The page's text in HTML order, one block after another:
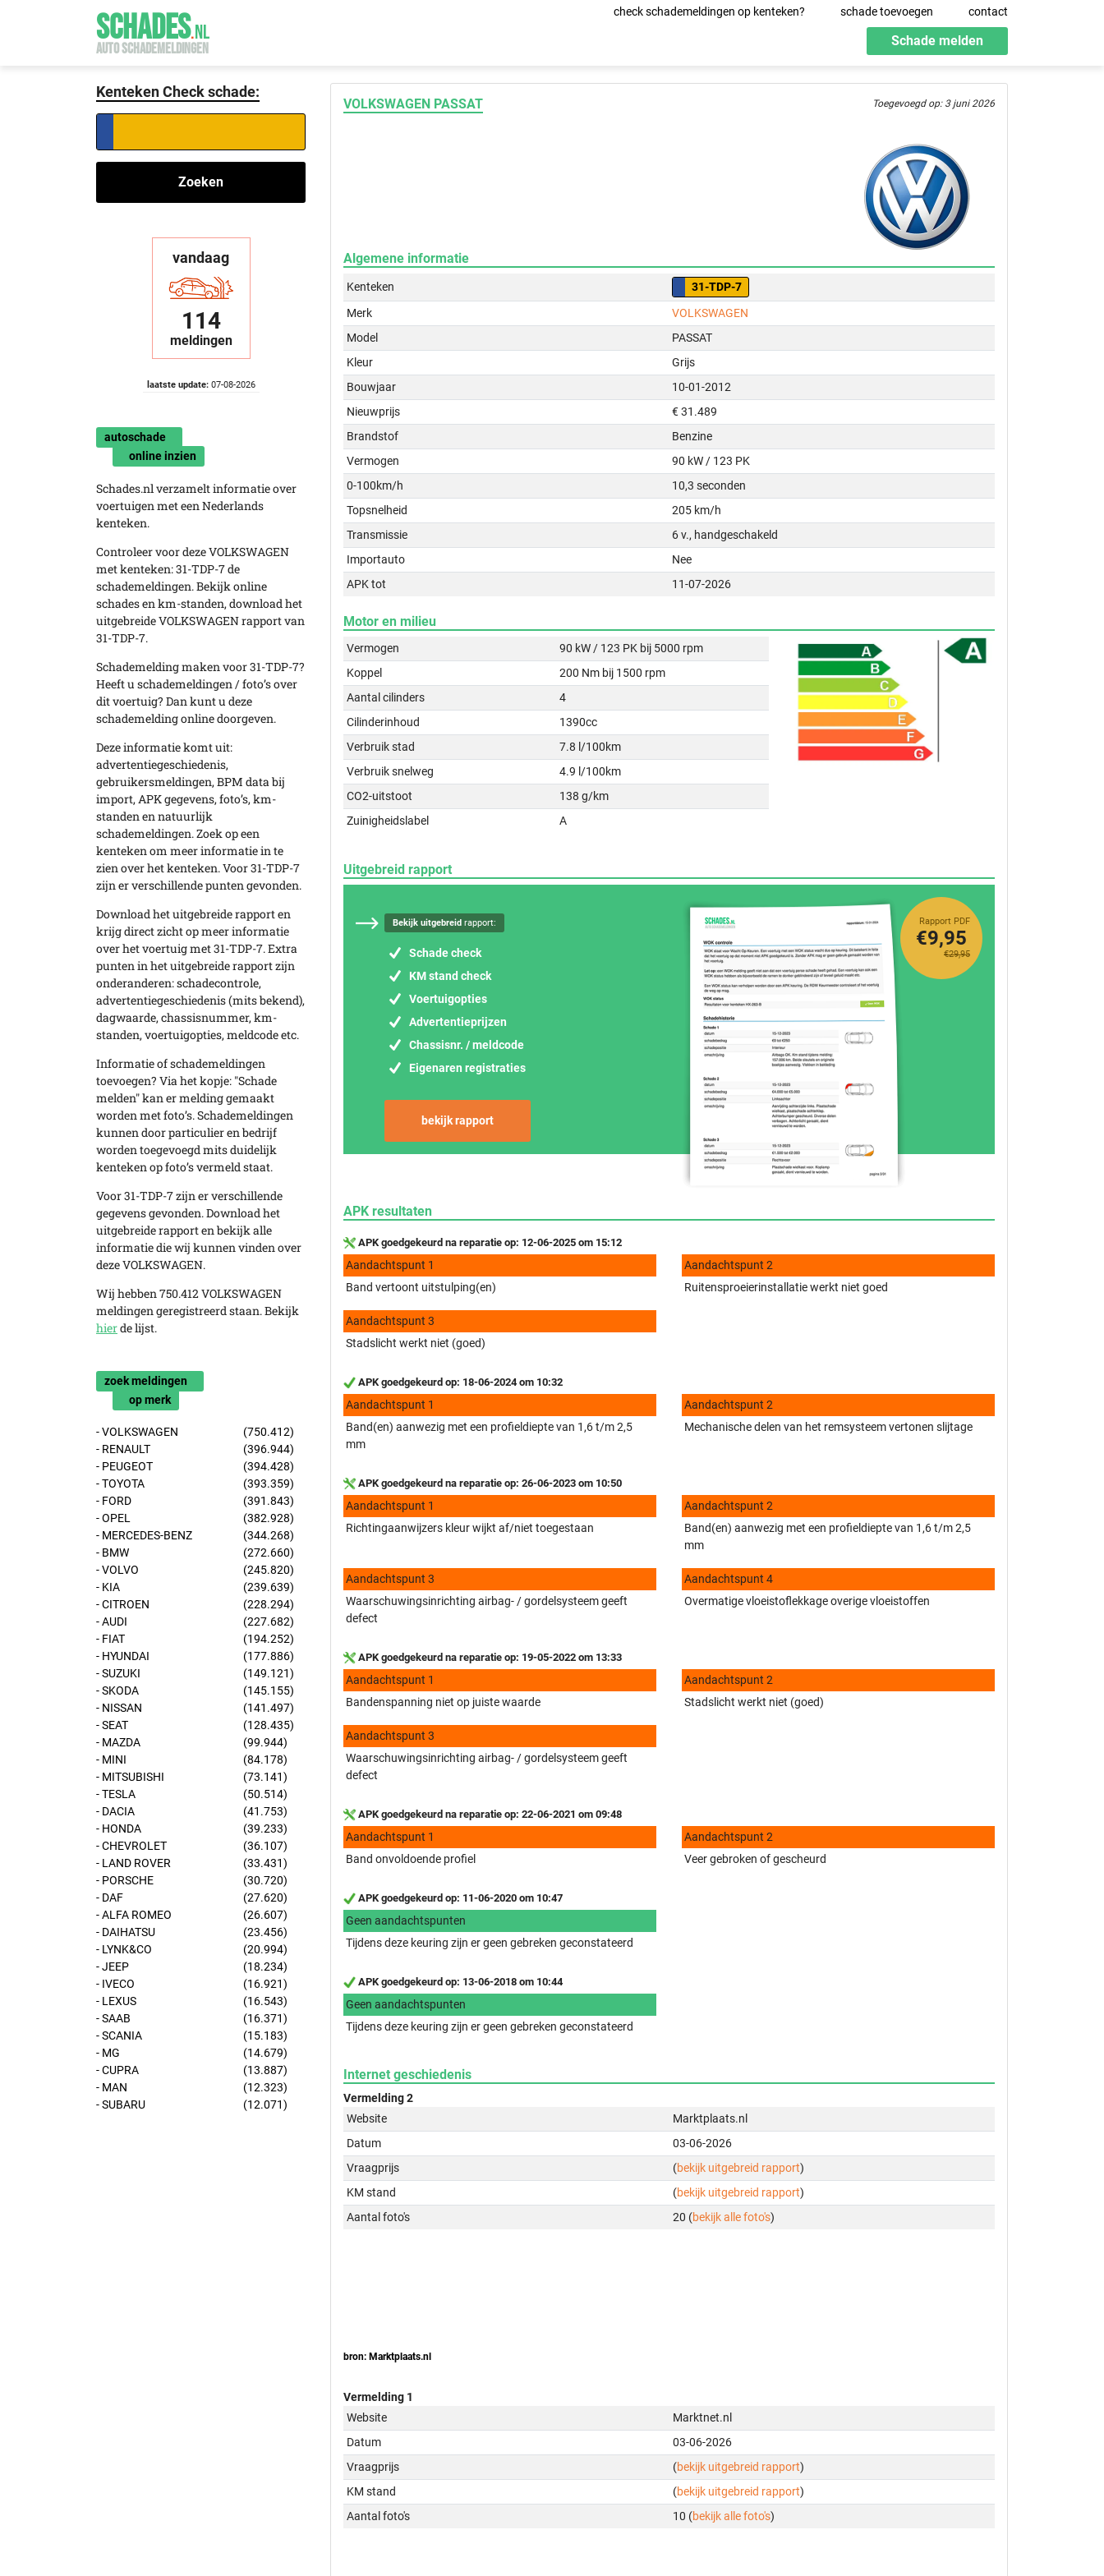
SCHADES.NL
AUTO SCHADEMELDINGEN
check schademeldingen op kenteken? schade toevoegen contact
Schade melden
Kenteken Check schade:
Zoeken
vandaag
114
meldingen
laatste update:07-08-2026
autoschade
online inzien
Schades.nl verzamelt informatie over
voertuigen met een Nederlands
kenteken.
Controleer voor deze VOLKSWAGEN
met kenteken: 31-TDP-7 de
schademeldingen. Bekijk online
schades en km-standen, download het
uitgebreide VOLKSWAGEN rapport van
31-TDP-7.
Schademelding maken voor 31-TDP-7?
Heeft u schademeldingen / foto’s over
dit voertuig? Dan kunt u deze
schademelding online doorgeven.
Deze informatie komt uit:
advertentiegeschiedenis,
gebruikersmeldingen, BPM data bij
import, APK gegevens, foto’s, km-
standen en natuurlijk
schademeldingen. Zoek op een
kenteken om meer informatie in te
zien over het kenteken. Voor 31-TDP-7
zijn er verschillende punten gevonden.
Download het uitgebreide rapport en
krijg direct zicht op meer informatie
over het voertuig met 31-TDP-7. Extra
punten in het uitgebreide rapport zijn
onderanderen: schadecontrole,
advertentiegeschiedenis (mits bekend),
dagwaarde, chassisnummer, km-
standen, voertuigopties, meldcode etc.
Informatie of schademeldingen
toevoegen? Via het kopje: "Schade
melden" kan er melding gemaakt
worden met foto’s. Schademeldingen
kunnen door particulier en bedrijf
worden toegevoegd mits duidelijk
kenteken op foto’s vermeld staat.
Voor 31-TDP-7 zijn er verschillende
gegevens gevonden. Download het
uitgebreide rapport en bekijk alle
informatie die wij kunnen vinden over
deze VOLKSWAGEN.
Wij hebben 750.412 VOLKSWAGEN
meldingen geregistreerd staan. Bekijk
hierde lijst.
zoek meldingen
op merk
- VOLKSWAGEN
(750.412)
- RENAULT
(396.944)
- PEUGEOT
(394.428)
- TOYOTA
(393.359)
- FORD
(391.843)
- OPEL
(382.928)
- MERCEDES-BENZ
(344.268)
- BMW
(272.660)
- VOLVO
(245.820)
- KIA
(239.639)
- CITROEN
(228.294)
- AUDI
(227.682)
- FIAT
(194.252)
- HYUNDAI
(177.886)
- SUZUKI
(149.121)
- SKODA
(145.155)
- NISSAN
(141.497)
- SEAT
(128.435)
- MAZDA
(99.944)
- MINI
(84.178)
- MITSUBISHI
(73.141)
- TESLA
(50.514)
- DACIA
(41.753)
- HONDA
(39.233)
- CHEVROLET
(36.107)
- LAND ROVER
(33.431)
- PORSCHE
(30.720)
- DAF
(27.620)
- ALFA ROMEO
(26.607)
- DAIHATSU
(23.456)
- LYNK&CO
(20.994)
- JEEP
(18.234)
- IVECO
(16.921)
- LEXUS
(16.543)
- SAAB
(16.371)
- SCANIA
(15.183)
- MG
(14.679)
- CUPRA
(13.887)
- MAN
(12.323)
- SUBARU
(12.071)
VOLKSWAGEN PASSAT Toegevoegd op: 3 juni 2026
Algemene informatie
Kenteken
31-TDP-7
Merk
VOLKSWAGEN
Model
PASSAT
Kleur
Grijs
Bouwjaar
10-01-2012
Nieuwprijs
€ 31.489
Brandstof
Benzine
Vermogen
90 kW / 123 PK
0-100km/h
10,3 seconden
Topsnelheid
205 km/h
Transmissie
6 v., handgeschakeld
Importauto
Nee
APK tot
11-07-2026
Motor en milieu
Vermogen
90 kW / 123 PK bij 5000 rpm
Koppel
200 Nm bij 1500 rpm
Aantal cilinders
4
Cilinderinhoud
1390cc
Verbruik stad
7.8 l/100km
Verbruik snelweg
4.9 l/100km
CO2-uitstoot
138 g/km
Zuinigheidslabel
A
Uitgebreid rapport
Bekijk uitgebreid rapport:
Schade check
KM stand check
Voertuigopties
Advertentieprijzen
Chassisnr. / meldcode
Eigenaren registraties
bekijk rapport
Rapport PDF
€29,95
€9,95
APK resultaten
APK goedgekeurd na reparatie op: 12-06-2025 om 15:12
Aandachtspunt 1
Band vertoont uitstulping(en)
Aandachtspunt 2
Ruitensproeierinstallatie werkt niet goed
Aandachtspunt 3
Stadslicht werkt niet (goed)
APK goedgekeurd op: 18-06-2024 om 10:32
Aandachtspunt 1
Band(en) aanwezig met een profieldiepte van 1,6 t/m 2,5
mm
Aandachtspunt 2
Mechanische delen van het remsysteem vertonen slijtage
APK goedgekeurd na reparatie op: 26-06-2023 om 10:50
Aandachtspunt 1
Richtingaanwijzers kleur wijkt af/niet toegestaan
Aandachtspunt 2
Band(en) aanwezig met een profieldiepte van 1,6 t/m 2,5
mm
Aandachtspunt 3
Waarschuwingsinrichting airbag- / gordelsysteem geeft
defect
Aandachtspunt 4
Overmatige vloeistoflekkage overige vloeistoffen
APK goedgekeurd na reparatie op: 19-05-2022 om 13:33
Aandachtspunt 1
Bandenspanning niet op juiste waarde
Aandachtspunt 2
Stadslicht werkt niet (goed)
Aandachtspunt 3
Waarschuwingsinrichting airbag- / gordelsysteem geeft
defect
APK goedgekeurd na reparatie op: 22-06-2021 om 09:48
Aandachtspunt 1
Band onvoldoende profiel
Aandachtspunt 2
Veer gebroken of gescheurd
APK goedgekeurd op: 11-06-2020 om 10:47
Geen aandachtspunten
Tijdens deze keuring zijn er geen gebreken geconstateerd
APK goedgekeurd op: 13-06-2018 om 10:44
Geen aandachtspunten
Tijdens deze keuring zijn er geen gebreken geconstateerd
Internet geschiedenis
Vermelding 2
Website
Marktplaats.nl
Datum
03-06-2026
Vraagprijs
(bekijk uitgebreid rapport)
KM stand
(bekijk uitgebreid rapport)
Aantal foto's
20 (bekijk alle foto's)
bron: Marktplaats.nl
Vermelding 1
Website
Marktnet.nl
Datum
03-06-2026
Vraagprijs
(bekijk uitgebreid rapport)
KM stand
(bekijk uitgebreid rapport)
Aantal foto's
10 (bekijk alle foto's)